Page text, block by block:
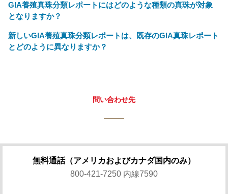
GIA養殖真珠分類レポートにはどのような種類の真珠が対象
となりますか？
新しいGIA養殖真珠分類レポートは、既存のGIA真珠レポート
とどのように異なりますか？
問い合わせ先
無料通話（アメリカおよびカナダ国内のみ）
800-421-7250 内線7590